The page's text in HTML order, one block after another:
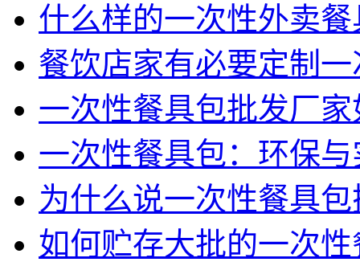
什么样的一次性外卖
餐饮店家有必要定制
一次性餐具包批发厂
一次性餐具包：环保
为什么说一次性餐具
如何贮存大批的一次